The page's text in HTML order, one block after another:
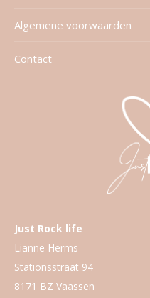
Algemene voorwaarden
Contact
Just Rock life
Lianne Herms
Stationsstraat 94
8171 BZ Vaassen